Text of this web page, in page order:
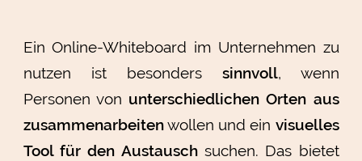
Ein Online-Whiteboard im Unternehmen zu
nutzen ist besonders sinnvoll, wenn
Personen von unterschiedlichen Orten aus
zusammenarbeitenwollen und ein visuelles
Tool für den Austauschsuchen. Das bietet